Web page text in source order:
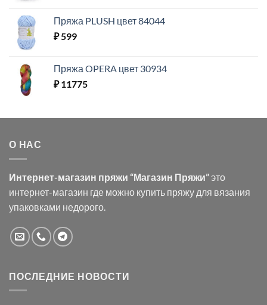
Пряжа PLUSH цвет 84044
₽599
Пряжа OPERA цвет 30934
₽11775
О НАС
Интернет-магазин пряжи “Магазин Пряжи”это
интернет-магазин где можно купить пряжу для вязания
упаковками недорого.
ПОСЛЕДНИЕ НОВОСТИ